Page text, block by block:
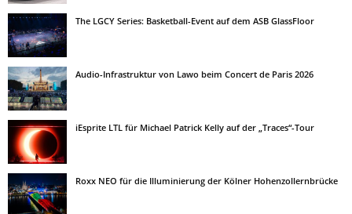
The LGCY Series: Basketball-Event auf dem ASB GlassFloor
Audio-Infrastruktur von Lawo beim Concert de Paris 2026
iEsprite LTL für Michael Patrick Kelly auf der „Traces“-Tour
Roxx NEO für die Illuminierung der Kölner Hohenzollernbrücke